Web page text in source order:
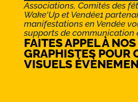
Associations, Comités des
Wake'Up et Vendée1
manifestations en Vendée
supports de communication
FAITES APPEL À NOS
GRAPHISTES POUR
VISUELS